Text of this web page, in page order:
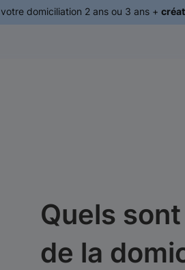
domiciliation 2 ans ou 3 ans +
Quels
de la